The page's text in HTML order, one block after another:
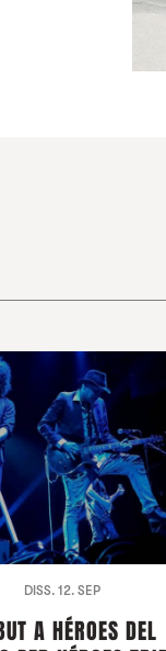
DISS. 12. SEP
A HÉROES DEL